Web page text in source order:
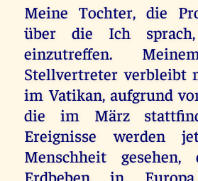
Meine Tochter, die
über die Ich
einzutreffen.
Stellvertreter verbleibt
im Vatikan, aufgrund
die im März
Ereignisse werden
Menschheit
Erdbeben in